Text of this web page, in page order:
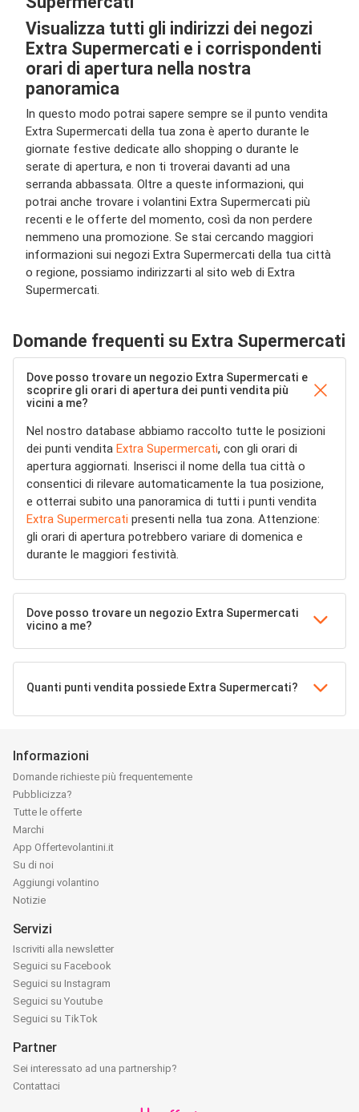
Visualizza tutti gli indirizzi dei negozi
Extra Supermercati e i corrispondenti
orari di apertura nella nostra
panoramica
In questo modo potrai sapere sempre se il punto vendita
Extra Supermercati della tua zona è aperto durante le
giornate festive dedicate allo shopping o durante le
serate di apertura, e non ti troverai davanti ad una
serranda abbassata. Oltre a queste informazioni, qui
potrai anche trovare i volantini Extra Supermercati più
recenti e le offerte del momento, così da non perdere
nemmeno una promozione. Se stai cercando maggiori
informazioni sui negozi Extra Supermercati della tua città
o regione, possiamo indirizzarti al sito web di Extra
Supermercati.
Domande frequenti su Extra Supermercati
Dove posso trovare un negozio Extra Supermercati e
scoprire gli orari di apertura dei punti vendita più
vicini a me?
Nel nostro database abbiamo raccolto tutte le posizioni
dei punti vendita Extra Supermercati, con gli orari di
apertura aggiornati. Inserisci il nome della tua città o
consentici di rilevare automaticamente la tua posizione,
e otterrai subito una panoramica di tutti i punti vendita
Extra Supermercati presenti nella tua zona. Attenzione:
gli orari di apertura potrebbero variare di domenica e
durante le maggiori festività.
Dove posso trovare un negozio Extra Supermercati
vicino a me?
Quanti punti vendita possiede Extra Supermercati?
Informazioni
Domande richieste più frequentemente
Pubblicizza?
Tutte le offerte
Marchi
App Offertevolantini.it
Su di noi
Aggiungi volantino
Notizie
Servizi
Iscriviti alla newsletter
Seguici su Facebook
Seguici su Instagram
Seguici su Youtube
Seguici su TikTok
Partner
Sei interessato ad una partnership?
Contattaci